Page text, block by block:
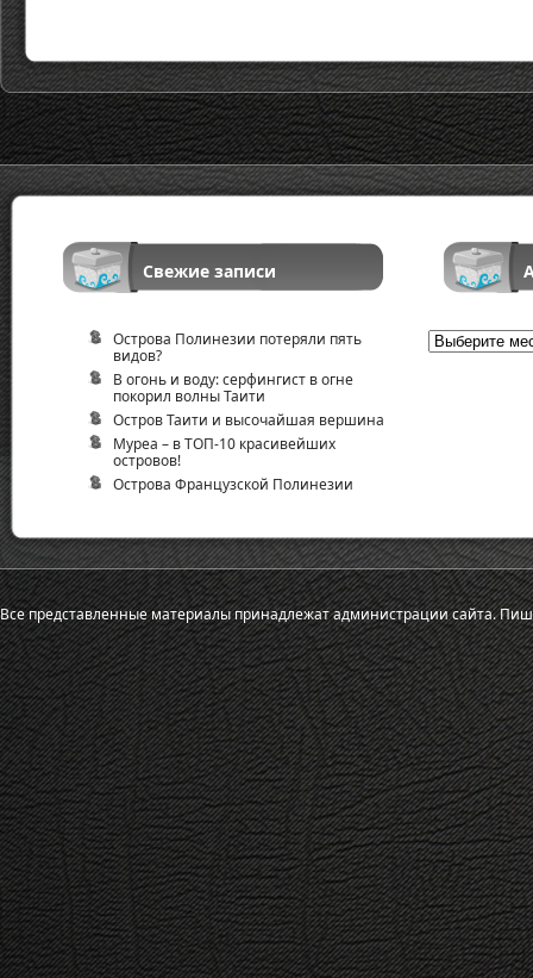
Свежие записи
Острова Полинезии потеряли пять
видов?
В огонь и воду: серфингист в огне
покорил волны Таити
Остров Таити и высочайшая вершина
Муреа – в ТОП-10 красивейших
островов!
Острова Французской Полинезии
Архив
Все представленные материалы принадлежат администрации сайта.